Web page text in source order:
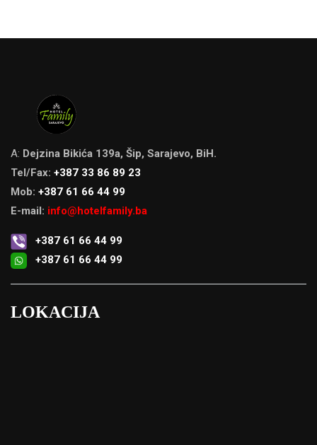
A: Dejzina Bikića 139a, Šip, Sarajevo, BiH.
Tel/Fax: +387 33 86 89 23
Mob: +387 61 66 44 99
E-mail: info@hotelfamily.ba
+387 61 66 44 99
+387 61 66 44 99
LOKACIJA